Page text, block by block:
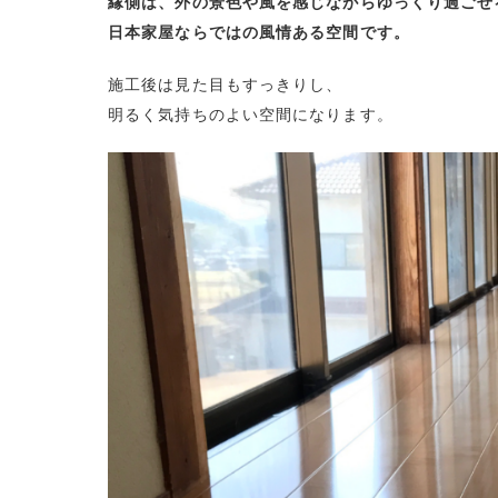
日本家屋ならではの風情ある空間です。
施工後は見た目もすっきりし、
明るく気持ちのよい空間になります。